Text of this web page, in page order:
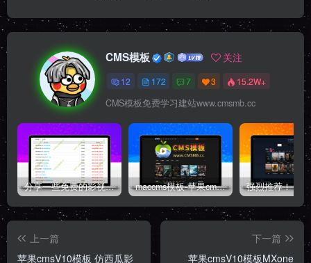
CMS模板 关注
12 172 7 3 15.2W+
CMS模板免费学习建站www.cmsmb.cc
分享一些免费的影视采集资源站 maccms模板-苹果cms主题源码-自适应高端模板带后台
上一篇
苹果cmsV10模板 仿西瓜影
下一篇
苹果cmsV10模板MXone